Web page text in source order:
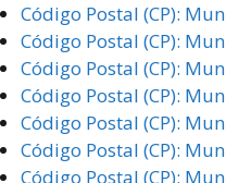
Código Postal (CP):
Código Postal (CP):
Código Postal (CP):
Código Postal (CP):
Código Postal (CP):
Código Postal (CP):
Código Postal (CP):